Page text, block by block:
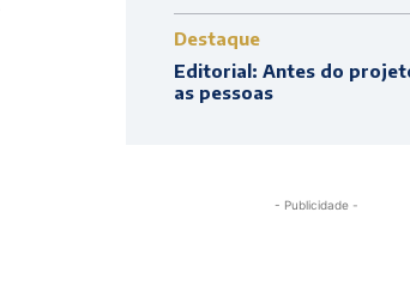
Destaque
Editorial: Antes do
as pessoas
- Publicidade -